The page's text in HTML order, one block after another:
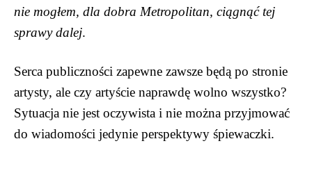
nie mogłem, dla dobra Metropolitan, ciągnąć tej
sprawy dalej.
Serca publiczności zapewne zawsze będą po stronie
artysty, ale czy artyście naprawdę wolno wszystko?
Sytuacja nie jest oczywista i nie można przyjmować
do wiadomości jedynie perspektywy śpiewaczki.